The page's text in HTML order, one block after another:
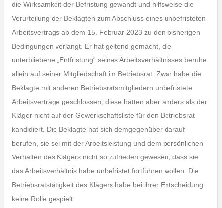
die Wirksamkeit der Befristung gewandt und hilfsweise die
Verurteilung der Beklagten zum Abschluss eines unbefristeten
Arbeitsvertrags ab dem 15. Februar 2023 zu den bisherigen
Bedingungen verlangt. Er hat geltend gemacht, die
unterbliebene „Entfristung“ seines Arbeitsverhältnisses beruhe
allein auf seiner Mitgliedschaft im Betriebsrat. Zwar habe die
Beklagte mit anderen Betriebsratsmitgliedern unbefristete
Arbeitsverträge geschlossen, diese hätten aber anders als der
Kläger nicht auf der Gewerkschaftsliste für den Betriebsrat
kandidiert. Die Beklagte hat sich demgegenüber darauf
berufen, sie sei mit der Arbeitsleistung und dem persönlichen
Verhalten des Klägers nicht so zufrieden gewesen, dass sie
das Arbeitsverhältnis habe unbefristet fortführen wollen. Die
Betriebsratstätigkeit des Klägers habe bei ihrer Entscheidung
keine Rolle gespielt.